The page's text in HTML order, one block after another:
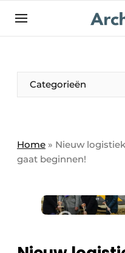
NL
Categorieën
Home » Nieuw
gaat beginnen!